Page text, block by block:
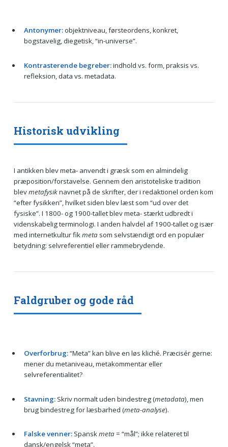
Antonymer:objektniveau, førsteordens, konkret,
bogstavelig, diegetisk, “in-universe”.
Kontrasterende begreber:indhold vs. form, praksis vs.
refleksion, data vs. metadata.
Historisk udvikling
I antikken blev meta- anvendt i græsk som en almindelig
præposition/forstavelse. Gennem den aristoteliske tradition
blevmetafysiknavnet på de skrifter, der i redaktionel orden kom
“efter fysikken”, hvilket siden blev læst som “ud over det
fysiske”. I 1800- og 1900-tallet blev meta- stærkt udbredt i
videnskabelig terminologi. I anden halvdel af 1900-tallet og især
med internetkultur fikmetasom selvstændigt ord en populær
betydning: selvreferentiel eller rammebrydende.
Faldgruber og gode råd
Overforbrug:“Meta” kan blive en løs kliché. Præcisér gerne:
mener du metaniveau, metakommentar eller
selvreferentialitet?
Stavning:Skriv normalt uden bindestreg (metadata), men
brug bindestreg for læsbarhed (meta-analyse).
Falske venner:Spanskmeta= “mål”; ikke relateret til
dansk/engelsk “meta”.